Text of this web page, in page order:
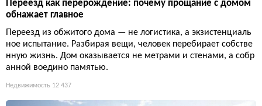
Переезд как перерождение: почему прощание с домом
обнажает главное
Переезд из обжитого дома — не логистика, а экзистенциаль
ное испытание. Разбирая вещи, человек перебирает собстве
нную жизнь. Дом оказывается не метрами и стенами, а собр
анной воедино памятью.
Недвижимость 12 437